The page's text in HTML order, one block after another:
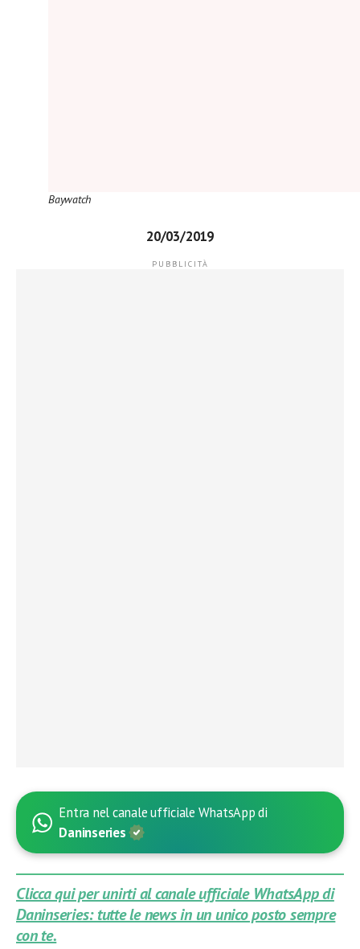
Baywatch
20/03/2019
Entra nel canale ufficiale WhatsApp di
Daninseries
Clicca qui per unirti al canale ufficiale WhatsApp di
Daninseries: tutte le news in un unico posto sempre
con te.